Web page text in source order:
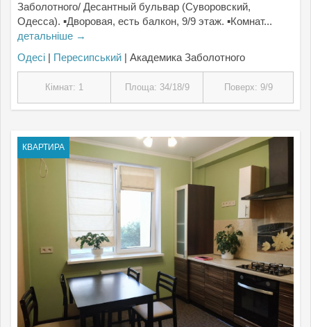
Заболотного/ Десантный бульвар (Суворовский,
Одесса). ▪Дворовая, есть балкон, 9/9 этаж. ▪Комнат...
детальніше →
Одесі | Пересипський | Академика Заболотного
Кімнат: 1 Площа: 34/18/9 Поверх: 9/9
КВАРТИРА